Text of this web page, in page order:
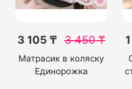
3 105 ₸ 3 450₸
Матрасик в коляску
Единорожка